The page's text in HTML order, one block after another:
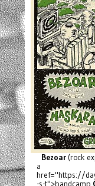
Bezoar(rock
a
href="https://